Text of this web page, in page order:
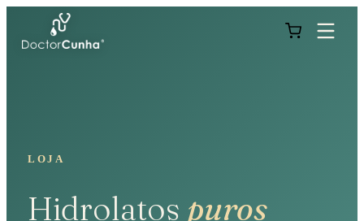
LOJA
Hidrolatos puros